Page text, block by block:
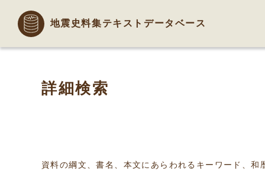
地震史料集テキストデータベース
詳細検索
資料の綱文、書名、本文にあらわれるキーワード、